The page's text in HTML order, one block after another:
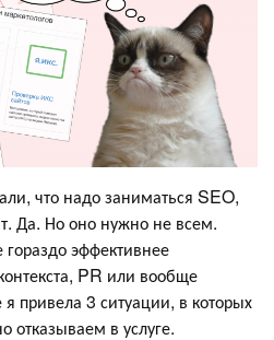
что надо заниматься SEO,
Да. Но оно нужно не всем.
эффективнее
PR или вообще
привела 3 ситуации, в которых
отказываем в услуге.